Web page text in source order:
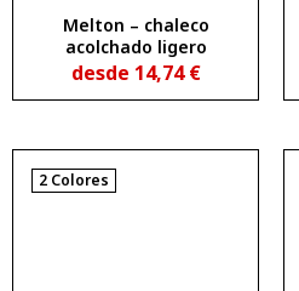
Melton – chaleco
acolchado ligero
desde 14,74€
2 Colores